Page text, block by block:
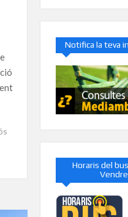
Notifica la teva
Horaris del